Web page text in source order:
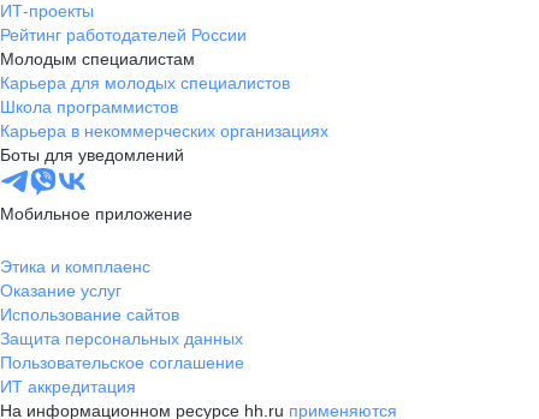
ИТ-проекты
Рейтинг работодателей России
Молодым специалистам
Карьера для молодых специалистов
Школа программистов
Карьера в некоммерческих организациях
Боты для уведомлений
Мобильное приложение
Этика и комплаенс
Оказание услуг
Использование сайтов
Защита персональных данных
Пользовательское соглашение
ИТ аккредитация
На информационном ресурсе hh.ru применяются